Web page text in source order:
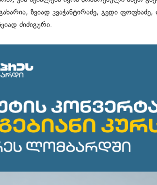
ზვიად კვაჭანტირაძე, გედი
ძიძიგური.